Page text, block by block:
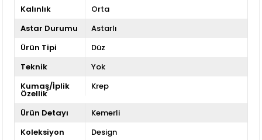
Kalınlık
Orta
Astar Durumu
Astarlı
Ürün Tipi
Düz
Teknik
Yok
Kumaş/İplik
Özellik
Krep
Ürün Detayı
Kemerli
Koleksiyon
Design